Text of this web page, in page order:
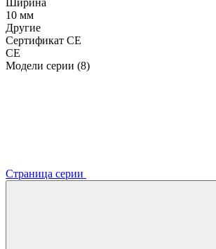
10 мм
Другие
Сертификат CE
CE
Модели серии (8)
Страница серии